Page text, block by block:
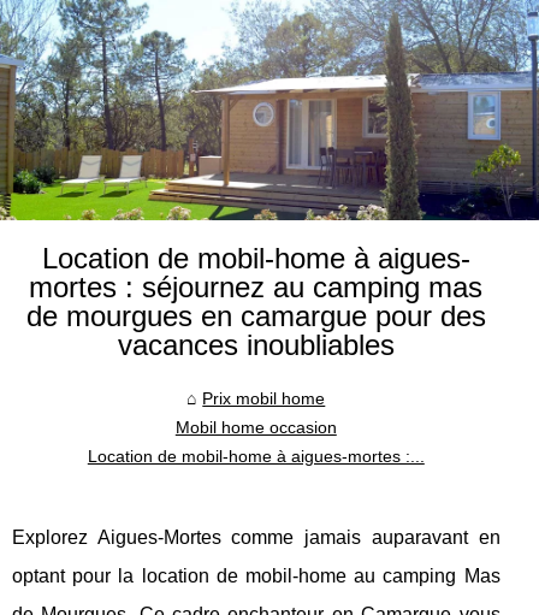
Location de mobil-home à aigues-
mortes : séjournez au camping mas
de mourgues en camargue pour des
vacances inoubliables
Prix mobil home
Mobil home occasion
Location de mobil-home à aigues-mortes :...
Explorez Aigues-Mortes comme jamais auparavant en
optant pour la location de mobil-home au camping Mas